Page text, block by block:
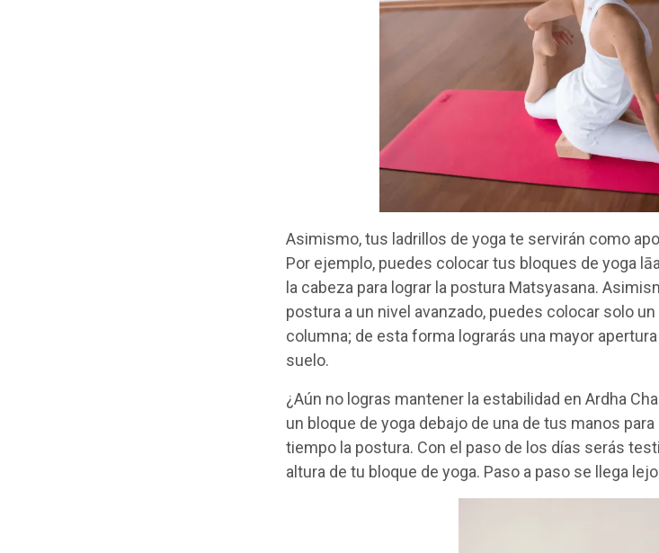
Asimismo, tus ladrillos de yoga te servirán como
Por ejemplo, puedes colocar tus bloques de yoga lā
la cabeza para lograr la postura Matsyasana.
postura a un nivel avanzado, puedes colocar solo
columna; de esta forma lograrás una mayor
suelo.
¿Aún no logras mantener la estabilidad en Ardha
un bloque de yoga debajo de una de tus manos
tiempo la postura. Con el paso de los días serás
altura de tu bloque de yoga. Paso a paso se llega